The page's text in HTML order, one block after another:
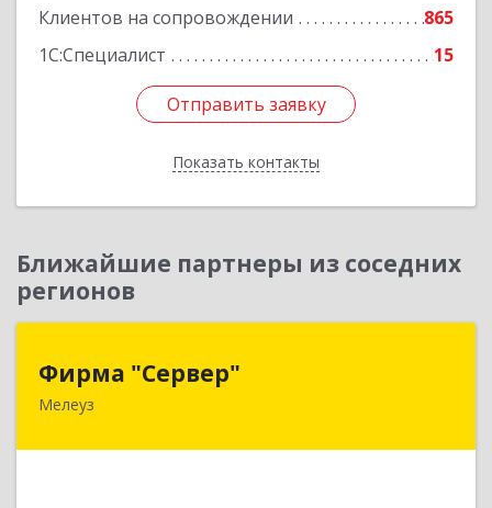
Клиентов на сопровождении
865
1С:Специалист
15
Отправить заявку
Показать контакты
Отправить заявку
Назад
Ближайшие партнеры из соседних
регионов
Фирма "Сервер"
Мелеуз
453852, Башкортостан Респ, Мелеузовский р-н,